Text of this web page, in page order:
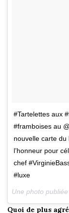
#Tartelettes aux
#framboises au
nouvelle carte
l’honneur pour
chef
#luxe
Une photo
Quoi de plus